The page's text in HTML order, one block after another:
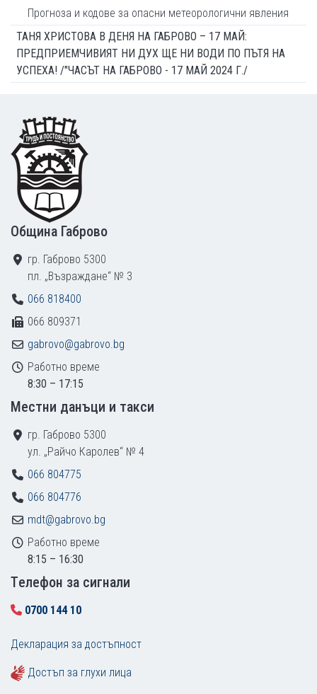
Прогноза и кодове за опасни метеорологични явления
ТАНЯ ХРИСТОВА В ДЕНЯ НА ГАБРОВО – 17 МАЙ:
ПРЕДПРИЕМЧИВИЯТ НИ ДУХ ЩЕ НИ ВОДИ ПО ПЪТЯ НА
УСПЕХА! /"ЧАСЪТ НА ГАБРОВО - 17 МАЙ 2024 Г./
Footer
Община Габрово
гр. Габрово 5300
пл. „Възраждане“ № 3
066 818400
066 809371
gabrovo@gabrovo.bg
Работно време
8:30 – 17:15
Местни данъци и такси
гр. Габрово 5300
ул. „Райчо Каролев“ № 4
066 804775
066 804776
mdt@gabrovo.bg
Работно време
8:15 – 16:30
Tелефон за сигнали
0700 144 10
Декларация за достъпност
Достъп за глухи лица